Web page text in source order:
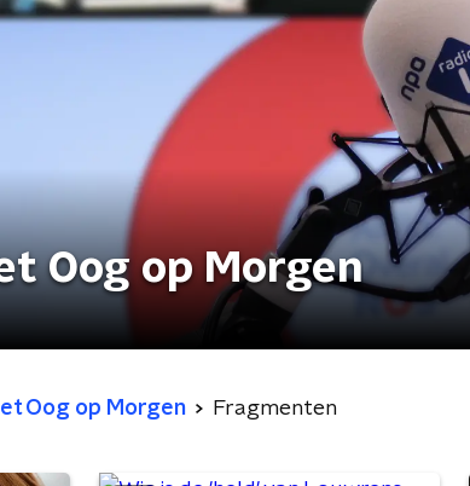
Oog op Morgen
Oog op Morgen Fragmenten